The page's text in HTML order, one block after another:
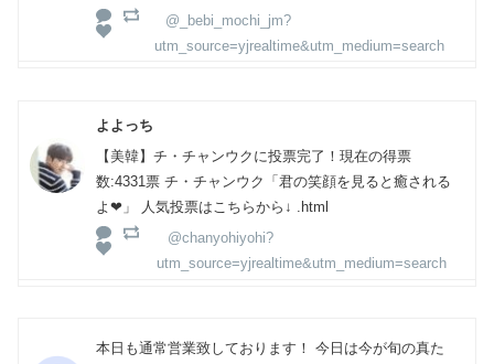
@_bebi_mochi_jm?
utm_source=yjrealtime&utm_medium=search
よよっち
【美韓】チ・チャンウクに投票完了！現在の得票
数:4331票 チ・チャンウク「君の笑顔を見ると癒される
よ❤」 人気投票はこちらから↓ .html
@chanyohiyohi?
utm_source=yjrealtime&utm_medium=search
本日も通常営業致しております！ 今日は今が旬の真た